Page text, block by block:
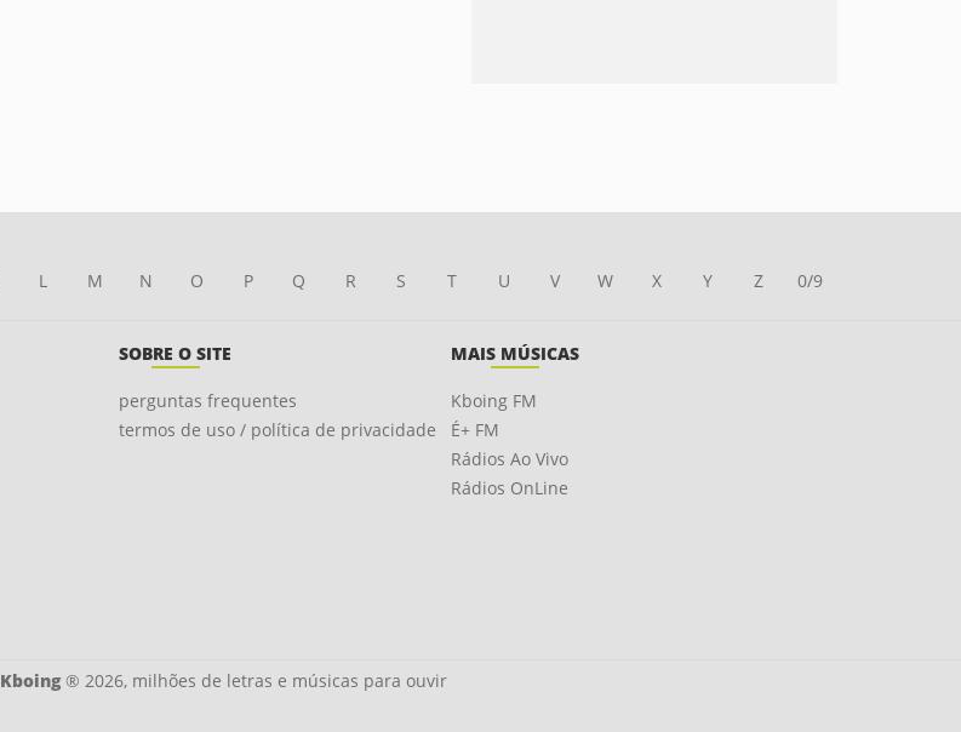
L M N O P Q R S T U V W X Y Z 0/9
SOBRE O SITE
perguntas frequentes
termos de uso / política de privacidade
MAIS MÚSICAS
Kboing FM
É+ FM
Rádios Ao Vivo
Rádios OnLine
Kboing® 2026, milhões de letras e músicas para ouvir